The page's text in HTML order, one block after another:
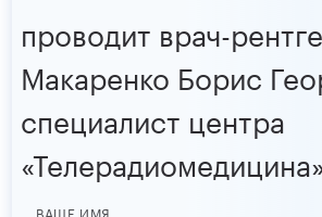
проводит врач-
Макаренко Борис
специалист центра
ВАШЕ ИМЯ